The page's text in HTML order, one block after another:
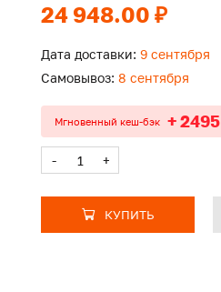
24 948.00 ₽
Дата доставки: 9 сентября
Самовывоз: 8 сентября
Мгновенный кеш-бэк + 2495
- +
КУПИТЬ